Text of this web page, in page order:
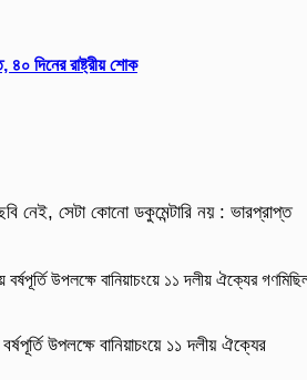
৪০ দিনের রাষ্ট্রীয় শোক
নেই, সেটা কোনো ডকুমেন্টারি নয় : ভারপ্রাপ্ত
উপলক্ষে বানিয়াচংয়ে ১১ দলীয় ঐক্যের